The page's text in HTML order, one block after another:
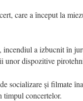
care a început la
a izbucnit în
unor dispozitive
socializare și filmate
timpul concertelor.